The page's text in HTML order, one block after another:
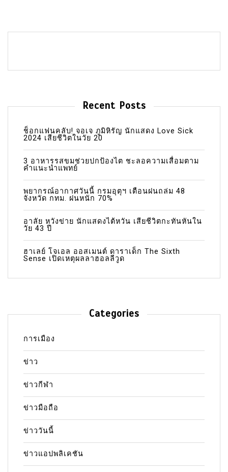
Recent Posts
ช็อกแฟนคลับ! จอเจ ภูมิหิรัญ นักแสดง Love Sick
2024 เสียชีวิตในวัย 20
3 อาหารรสขมช่วยปกป้องไต ชะลอความเสื่อมตาม
คำแนะนำแพทย์
พยากรณ์อากาศวันนี้ กรมอุตุฯ เตือนฝนถล่ม 48
จังหวัด กทม. ฝนหนัก 70%
อาลัย หวังข่าย นักแสดงไต้หวัน เสียชีวิตกะทันหันใน
วัย 43 ปี
ฮาเลย์ โจเอล ออสเมนต์ ดาราเด็ก The Sixth
Sense เปิดเหตุผลลาฮอลลีวูด
Categories
การเมือง
ข่าว
ข่าวกีฬา
ข่าวมือถือ
ข่าววันนี้
ข่าวแอปพลิเคชัน